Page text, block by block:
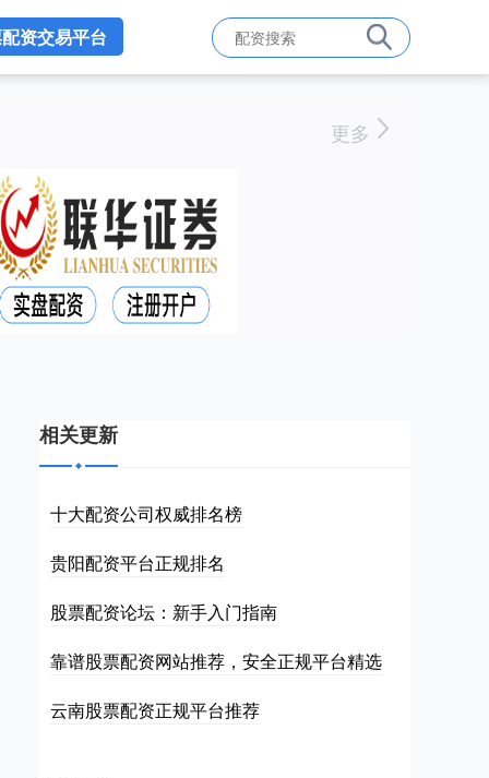
资交易平台
更多
相关更新
十大配资公司权威排名榜
贵阳配资平台正规排名
股票配资论坛：新手入门指南
靠谱股票配资网站推荐，安全正规平台精选
云南股票配资正规平台推荐